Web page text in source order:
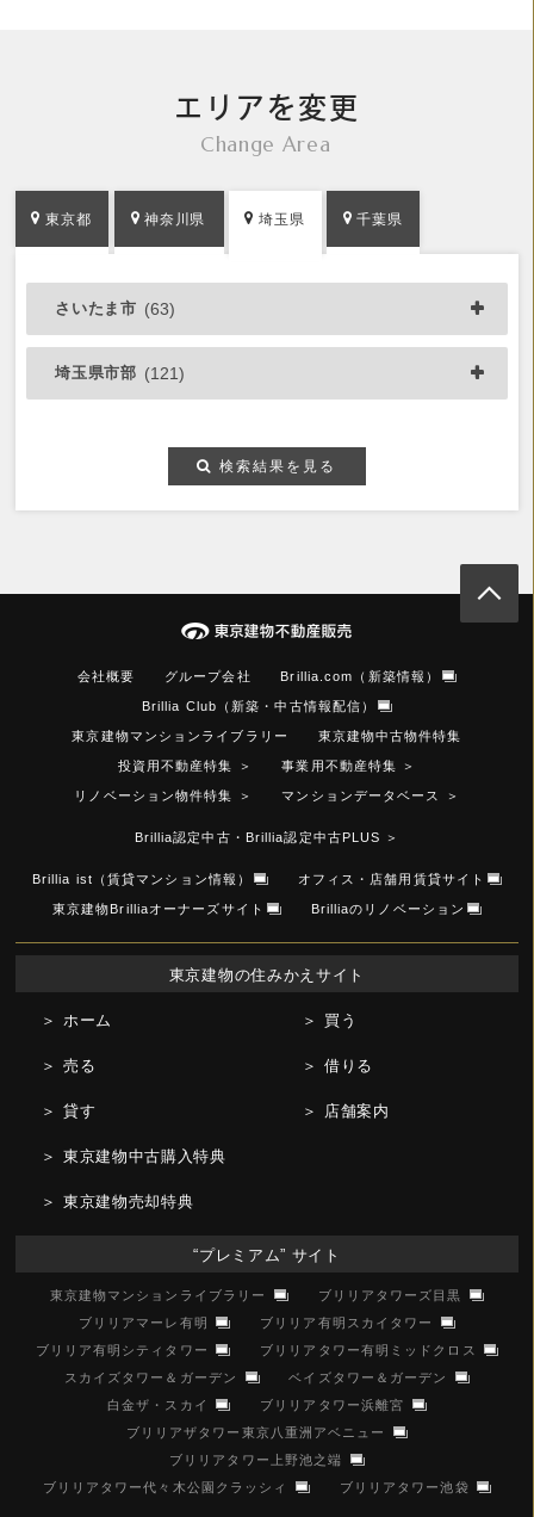
エリアを変更
Change Area
東京都 神奈川県 埼玉県 千葉県
さいたま市 (63)
埼玉県市部 (121)
検索結果を見る
会社概要 グループ会社 Brillia.com（新築情報）
Brillia Club（新築・中古情報配信）
東京建物マンションライブラリー 東京建物中古物件特集
投資用不動産特集 ＞ 事業用不動産特集 ＞
リノベーション物件特集 ＞ マンションデータベース ＞
Brillia認定中古・Brillia認定中古PLUS ＞
Brillia ist（賃貸マンション情報） オフィス・店舗用賃貸サイト
東京建物Brilliaオーナーズサイト Brilliaのリノベーション
東京建物の住みかえサイト
＞ ホーム ＞ 買う
＞ 売る ＞ 借りる
＞ 貸す ＞ 店舗案内
＞ 東京建物中古購入特典
＞ 東京建物売却特典
“プレミアム” サイト
東京建物マンションライブラリー
ブリリアタワーズ目黒
ブリリアマーレ有明
ブリリア有明スカイタワー
ブリリア有明シティタワー
ブリリアタワー有明ミッドクロス
スカイズタワー＆ガーデン
ベイズタワー＆ガーデン
白金ザ・スカイ
ブリリアタワー浜離宮
ブリリアザタワー東京八重洲アベニュー
ブリリアタワー上野池之端
ブリリアタワー代々木公園クラッシィ
ブリリアタワー池袋